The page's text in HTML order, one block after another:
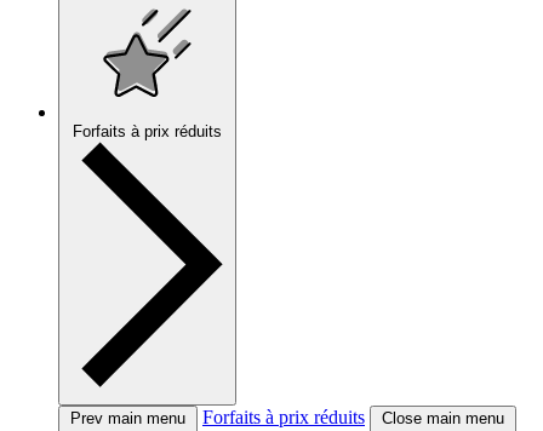
Forfaits à prix réduits
Prev main menu Forfaits à prix réduits Close main menu